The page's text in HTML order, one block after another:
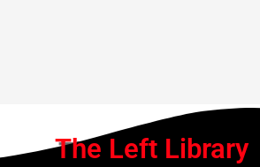
The Left Library